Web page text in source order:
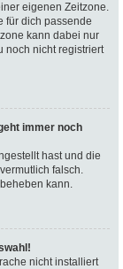
eigenen Zeitzone.
für dich passende
kann dabei nur
noch nicht registriert
immer noch
hast und die
falsch.
kann.
nicht installiert